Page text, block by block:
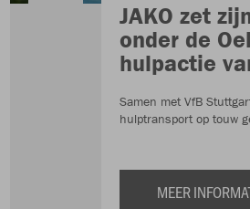
JAKO zet
onder de
hulpactie
Samen met VfB
hulptransport op touw
MEER